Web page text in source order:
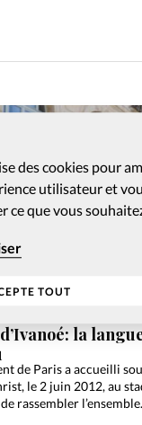
des cookies pour
utilisateur et
ce que vous
TOUT
la
de Paris a accueilli
le 2 juin 2012, au
rassembler